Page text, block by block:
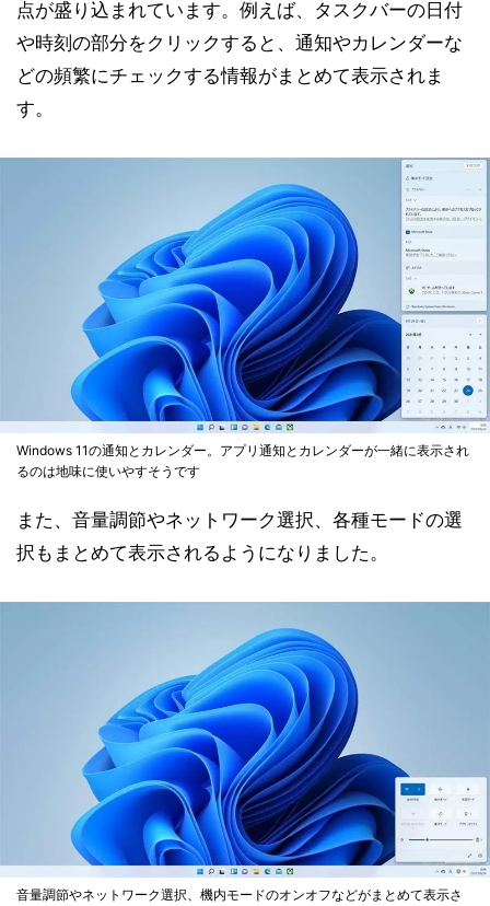
点が盛り込まれています。例えば、タスクバーの日付
や時刻の部分をクリックすると、通知やカレンダーな
どの頻繁にチェックする情報がまとめて表示されま
す。
Windows 11の通知とカレンダー。アプリ通知とカレンダーが一緒に表示され
るのは地味に使いやすそうです
また、音量調節やネットワーク選択、各種モードの選
択もまとめて表示されるようになりました。
音量調節やネットワーク選択、機内モードのオンオフなどがまとめて表示さ